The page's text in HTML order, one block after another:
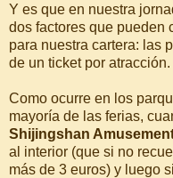
Y es que en nuestra
dos factores que pueden
para nuestra cartera: las
de un ticket por atracción.
Como ocurre en los
mayoría de las ferias,
Shijingshan
al interior (que si no
más de 3 euros) y luego